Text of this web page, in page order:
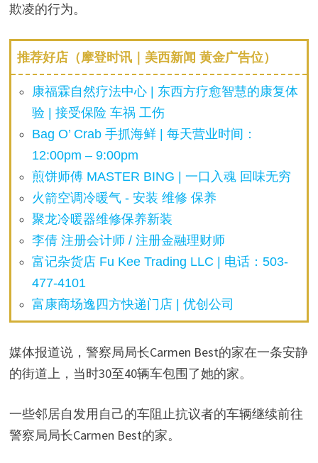
欺凌的行为。
推荐好店（摩登时讯｜美西新闻 黄金广告位）
康福霖自然疗法中心 | 东西方疗愈智慧的康复体
验 | 接受保险 车祸 工伤
Bag O’ Crab 手抓海鲜 | 每天营业时间：
12:00pm – 9:00pm
煎饼师傅 MASTER BING | 一口入魂 回味无穷
火箭空调冷暖气 - 安装 维修 保养
聚龙冷暖器维修保养新装
李倩 注册会计师 / 注册金融理财师
富记杂货店 Fu Kee Trading LLC | 电话：503-
477-4101
富康商场逸四方快递门店 | 优创公司
媒体报道说，警察局局长Carmen Best的家在一条安静
的街道上，当时30至40辆车包围了她的家。
一些邻居自发用自己的车阻止抗议者的车辆继续前往
警察局局长Carmen Best的家。